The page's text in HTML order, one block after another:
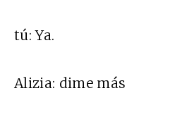
tú:Ya.
Alizia: dime más